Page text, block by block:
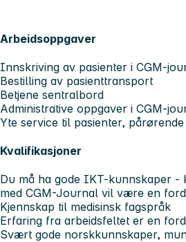
Arbeidsoppgaver
Innskriving av pasienter i CGM-
Bestilling av pasienttransport
Betjene sentralbord
Administrative oppgaver i CGM-
Yte service til pasienter,
Kvalifikasjoner
Du må ha gode IKT-kunnskaper -
med CGM-Journal vil være en
Kjennskap til medisinsk fagspråk
Erfaring fra arbeidsfeltet er en
Svært gode norskkunnskaper,